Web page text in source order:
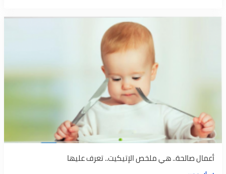
أعمال صالحة.. هي ملخص الإتيكيت.. تعرف عليها